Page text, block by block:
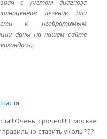
с учетом диагноза
лечение или
к необратимым
даны на нашем сайте
Настя
срочно!!!В москве
ставить уколы???